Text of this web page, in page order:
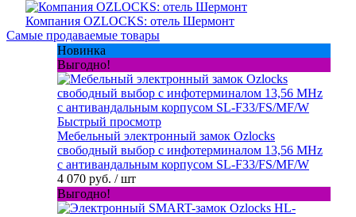
Компания OZLOCKS: отель Шермонт
Самые продаваемые товары
Новинка
Выгодно!
Быстрый просмотр
Мебельный электронный замок Ozlocks
свободный выбор с инфотерминалом 13,56 MHz
с антивандальным корпусом SL-F33/FS/MF/W
4 070 руб. / шт
Выгодно!